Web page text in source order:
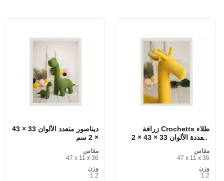
ديناصور متعدد الألوان 33 × 43
× 2 سم
مقاس
47 x 11 x 36
وزن
1.2
طلاء Crochetts زرافة
متعددة الألوان 33 × 43 × 2
مقاس
47 x 11 x 36
وزن
1.2